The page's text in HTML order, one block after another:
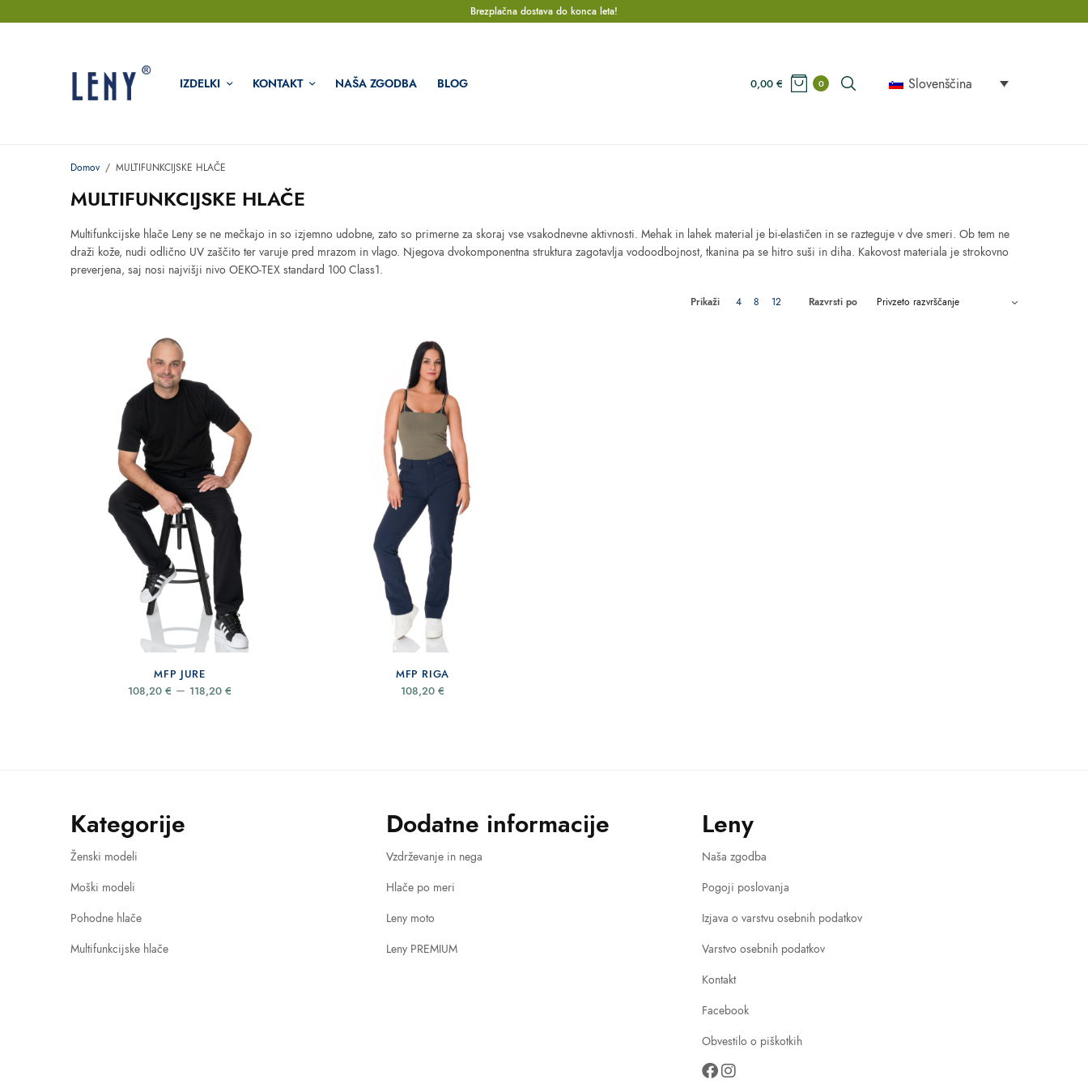
Brezplačna dostava do konca leta!
IZDELKI KONTAKT NAŠA ZGODBA BLOG 0,00€ 0 Slovenščina
Domov / MULTIFUNKCIJSKE HLAČE
MULTIFUNKCIJSKE HLAČE
Multifunkcijske hlače Leny se ne mečkajo in so izjemno udobne, zato so primerne za skoraj vse vsakodnevne aktivnosti. Mehak in lahek material je bi-elastičen in se razteguje v dve smeri. Ob tem ne
draži kože, nudi odlično UV zaščito ter varuje pred mrazom in vlago. Njegova dvokomponentna struktura zagotavlja vodoodbojnost, tkanina pa se hitro suši in diha. Kakovost materiala je strokovno
preverjena, saj nosi najvišji nivo OEKO-TEX standard 100 Class1.
Prikaži 4 8 12 Razvrsti po
MFP JURE
108,20 € – 118,20 €
MFP RIGA
108,20 €
Kategorije
Ženski modeli
Moški modeli
Pohodne hlače
Multifunkcijske hlače
Dodatne informacije
Vzdrževanje in nega
Hlače po meri
Leny moto
Leny PREMIUM
Leny
Naša zgodba
Pogoji poslovanja
Izjava o varstvu osebnih podatkov
Varstvo osebnih podatkov
Kontakt
Facebook
Obvestilo o piškotkih